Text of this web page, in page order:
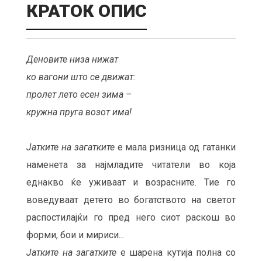
КРАТОК ОПИС
Деновите низа нижат
ко вагони што се движат:
пролет лето есен зима –
кружна пруга возот има!
Јатките на загаткитее мала ризница од гатанки
наменета за најмладите читатели во која
еднакво ќе уживаат и возрасните. Тие го
воведуваат детето во богатството на светот
распостилајќи го пред него сиот раскош во
форми, бои и мириси...
Јатките на загатките е шарена кутија полна со